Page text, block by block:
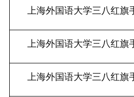
上海外国语大学三八红旗
上海外国语大学三八红旗
上海外国语大学三八红旗